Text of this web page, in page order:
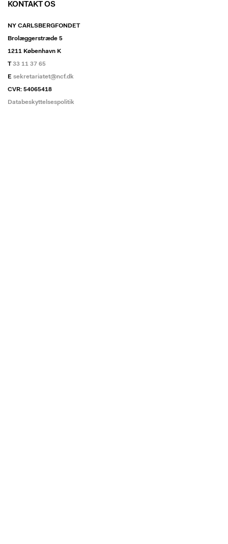
KONTAKT OS
NY CARLSBERGFONDET
Brolæggerstræde 5
1211 København K
T33 11 37 65
E sekretariatet@ncf.dk
CVR: 54065418
Databeskyttelsespolitik